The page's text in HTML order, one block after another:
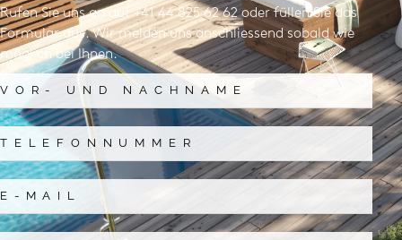
Rufen Sie uns an auf +41 44 825 62 62 oder füllen Sie das
Formular aus. Wir melden uns anschliessend sobald wie
möglich bei Ihnen.